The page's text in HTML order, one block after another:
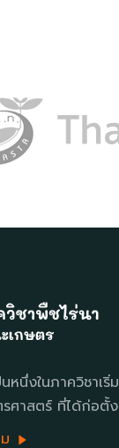
หนึ่งในภาควิชาเ
ศาสตร์ ที่ได้ก่อตั้